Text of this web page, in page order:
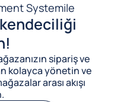
Systemile
sipariş ve
kolayca yönetin ve
arası akışı